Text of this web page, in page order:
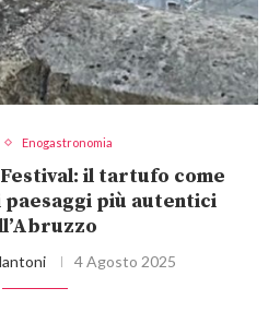
Enogastronomia
il tartufo come
più autentici
4 Agosto 2025